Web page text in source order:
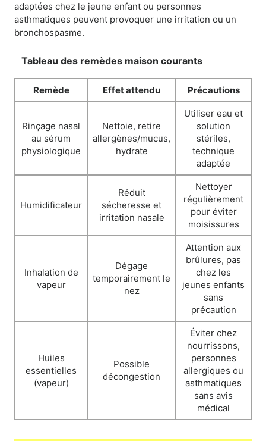
adaptées chez le jeune enfant ou personnes
asthmatiques peuvent provoquer une irritation ou un
bronchospasme.
Tableau des remèdes maison courants
Remède Effet attendu Précautions
Rinçage nasal
au sérum
physiologique
Nettoie, retire
allergènes/mucus,
hydrate
Utiliser eau et
solution
stériles,
technique
adaptée
Humidificateur
Réduit
sécheresse et
irritation nasale
Nettoyer
régulièrement
pour éviter
moisissures
Inhalation de
vapeur
Dégage
temporairement le
nez
Attention aux
brûlures, pas
chez les
jeunes enfants
sans
précaution
Huiles
essentielles
(vapeur)
Possible
décongestion
Éviter chez
nourrissons,
personnes
allergiques ou
asthmatiques
sans avis
médical